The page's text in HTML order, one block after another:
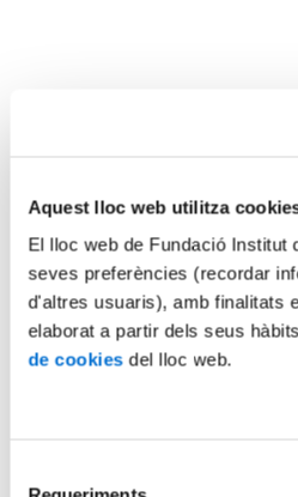
Aquest lloc web utilitza
El lloc web de Fundació
seves preferències (recordar
d'altres usuaris), amb finalitats
elaborat a partir dels seus
de cookies del lloc web.